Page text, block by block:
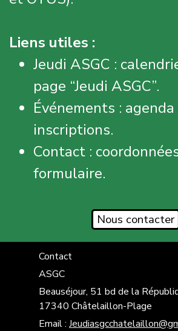
Liens utiles :
Jeudi ASGC :
page “Jeudi ASGC”.
Événements :
inscriptions.
Contact :
formulaire.
Nous contacter
Contact
ASGC
Beauséjour, 51 bd de la
17340 Châtelaillon-Plage
Email :